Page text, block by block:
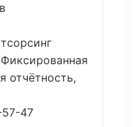
отчётность,
47